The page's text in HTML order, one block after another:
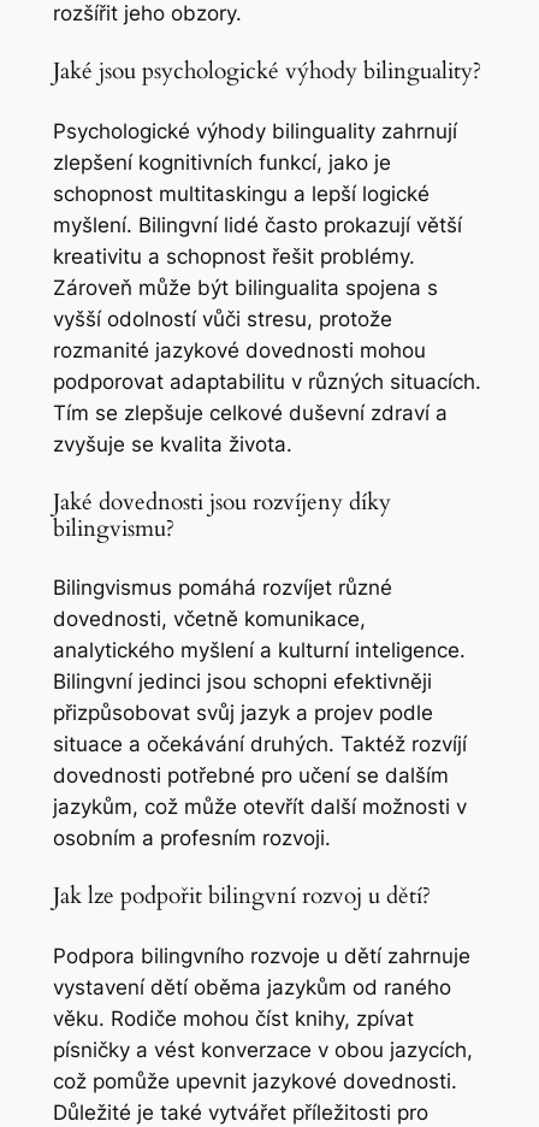
rozšířit jeho obzory.
Jaké jsou psychologické výhody bilinguality?
Psychologické výhody bilinguality zahrnují
zlepšení kognitivních funkcí, jako je
schopnost multitaskingu a lepší logické
myšlení. Bilingvní lidé často prokazují větší
kreativitu a schopnost řešit problémy.
Zároveň může být bilingualita spojena s
vyšší odolností vůči stresu, protože
rozmanité jazykové dovednosti mohou
podporovat adaptabilitu v různých situacích.
Tím se zlepšuje celkové duševní zdraví a
zvyšuje se kvalita života.
Jaké dovednosti jsou rozvíjeny díky
bilingvismu?
Bilingvismus pomáhá rozvíjet různé
dovednosti, včetně komunikace,
analytického myšlení a kulturní inteligence.
Bilingvní jedinci jsou schopni efektivněji
přizpůsobovat svůj jazyk a projev podle
situace a očekávání druhých. Taktéž rozvíjí
dovednosti potřebné pro učení se dalším
jazykům, což může otevřít další možnosti v
osobním a profesním rozvoji.
Jak lze podpořit bilingvní rozvoj u dětí?
Podpora bilingvního rozvoje u dětí zahrnuje
vystavení dětí oběma jazykům od raného
věku. Rodiče mohou číst knihy, zpívat
písničky a vést konverzace v obou jazycích,
což pomůže upevnit jazykové dovednosti.
Důležité je také vytvářet příležitosti pro